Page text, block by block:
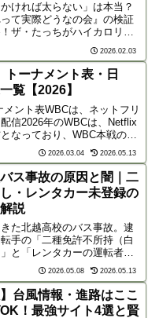
かければ太らない」は本当？
て実際どうなの会』の検証
ザ・たっちがハイカロリー
をかけまくる実験に先駆け、
や血糖値を抑える科学的根拠
きの体重差が出るのか、放送
す！
2026.02.03
トーナメント表・日
覧【2026】
メント表WBCは、ネットフリ
信2026年のWBCは、Netflix
なっており、WBC本戦の地
定はありません。お得に
戦するには‥👈WBC日程・結
（木）12:001次...
2026.03.04 2026.05.13
ス事故の原因と闇｜二
・レンタカー未登録の
説
た北越高校のバス事故。逮
手の「二種免許不所持（白
と「レンタカーの運転者未
う2つの重大な問題点を徹底解
の声も交えながら、コスト削
すぎた部活動遠征の危険性と
ます。
2026.05.08 2026.05.13
】台風情報・進路はここ
！最強サイト4選と賢